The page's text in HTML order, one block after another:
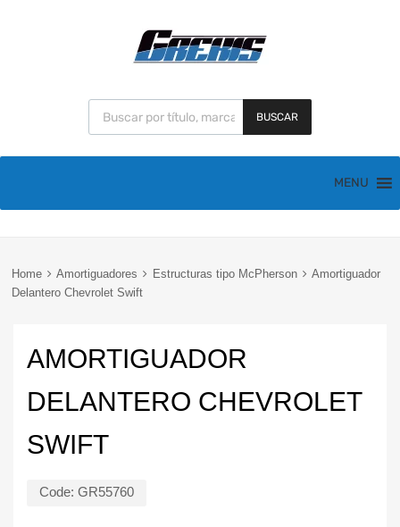
BUSCAR
MENU
Home Amortiguadores Estructuras tipo McPherson
Amortiguador
Delantero Chevrolet Swift
AMORTIGUADOR
DELANTERO CHEVROLET
SWIFT
Code: GR55760